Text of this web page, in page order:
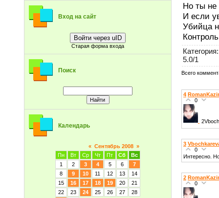
Вход на сайт
Войти через uID
Старая форма входа
Поиск
Календарь
« Сентябрь 2008 »
Пн
Вт Ср Чт Пт Сб
Вс
1
2 3 4 5 6
7
8
9 10 11 12 13
14
15
16 17 18 19 20
21
22
23 24 25 26 27
28
Но ты не
И если
Убийца
Категория:
5.0/1
Всего
4
0
3
0
Интересно.
2
0